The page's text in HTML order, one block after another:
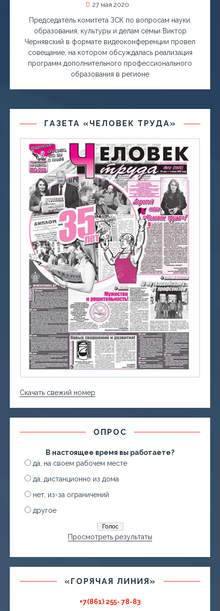
27 мая 2020
Председатель комитета ЗСК по вопросам науки,
образования, культуры и делам семьи Виктор
Чернявский в формате видеоконференции провел
совещание, на котором обсуждалась реализация
программ дополнительного профессионального
образования в регионе
ГАЗЕТА «ЧЕЛОВЕК ТРУДА»
Скачать свежий номер
ОПРОС
В настоящее время вы работаете?
да, на своем рабочем месте
да, дистанционно из дома
нет, из-за ограничений
другое
Просмотреть результаты
«ГОРЯЧАЯ ЛИНИЯ»
+7(861) 255- 78-83